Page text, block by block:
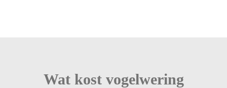
Wat kost vogelwering